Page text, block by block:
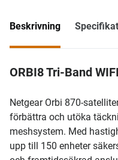
Beskrivning
ORBI8 Tri-Band
Netgear Orbi 870-
förbättra och utöka
meshsystem. Med
upp till 150 enheter